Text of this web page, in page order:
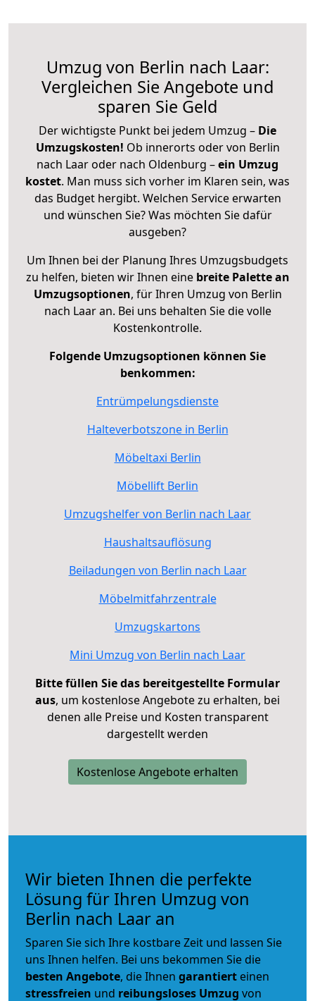
Umzug von Berlin nach Laar:
Vergleichen Sie Angebote und
sparen Sie Geld
Der wichtigste Punkt bei jedem Umzug – Die
Umzugskosten! Ob innerorts oder von Berlin
nach Laar oder nach Oldenburg –ein Umzug
kostet. Man muss sich vorher im Klaren sein, was
das Budget hergibt. Welchen Service erwarten
und wünschen Sie? Was möchten Sie dafür
ausgeben?
Um Ihnen bei der Planung Ihres Umzugsbudgets
zu helfen, bieten wir Ihnen eine breite Palette an
Umzugsoptionen, für Ihren Umzug von Berlin
nach Laar an. Bei uns behalten Sie die volle
Kostenkontrolle.
Folgende Umzugsoptionen können Sie
benkommen:
Entrümpelungsdienste
Halteverbotszone in Berlin
Möbeltaxi Berlin
Möbellift Berlin
Umzugshelfer von Berlin nach Laar
Haushaltsauflösung
Beiladungen von Berlin nach Laar
Möbelmitfahrzentrale
Umzugskartons
Mini Umzug von Berlin nach Laar
Bitte füllen Sie das bereitgestellte Formular
aus, um kostenlose Angebote zu erhalten, bei
denen alle Preise und Kosten transparent
dargestellt werden
Kostenlose Angebote erhalten
Wir bieten Ihnen die perfekte
Lösung für Ihren Umzug von
Berlin nach Laar an
Sparen Sie sich Ihre kostbare Zeit und lassen Sie
uns Ihnen helfen. Bei uns bekommen Sie die
besten Angebote, die Ihnen garantiert einen
stressfreien und reibungsloses Umzug von